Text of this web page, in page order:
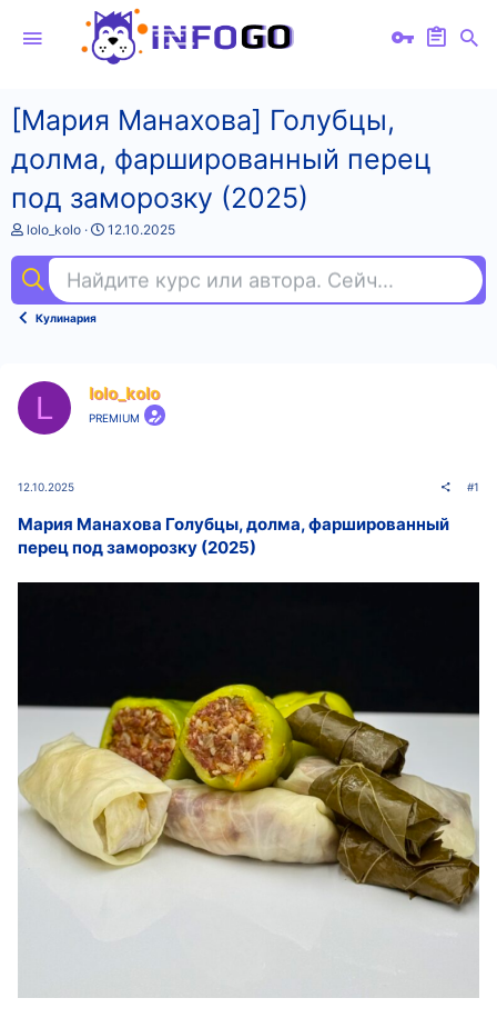
[Мария Манахова] Голубцы,
долма, фаршированный перец
под заморозку (2025)
А
т
о
т
lolo_kolo
Д
а
н
а
12.10.2025
Найдите курс или автора. Сейчас ищут
Кулинария
L lolo_kolo
PREMIUM
12.10.2025 #1
Мария Манахова Голубцы, долма, фаршированный
перец под заморозку (2025)